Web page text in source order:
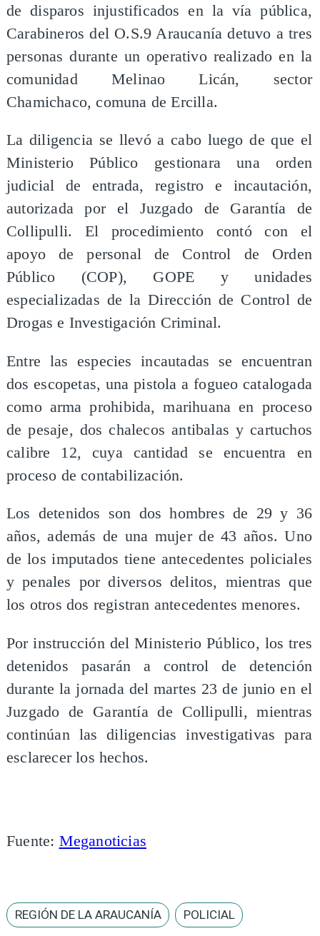
de disparos injustificados en la vía pública,
Carabineros del O.S.9 Araucanía detuvo a tres
personas durante un operativo realizado en la
comunidad Melinao Licán, sector
Chamichaco, comuna de Ercilla.
La diligencia se llevó a cabo luego de que el
Ministerio Público gestionara una orden
judicial de entrada, registro e incautación,
autorizada por el Juzgado de Garantía de
Collipulli. El procedimiento contó con el
apoyo de personal de Control de Orden
Público (COP), GOPE y unidades
especializadas de la Dirección de Control de
Drogas e Investigación Criminal.
Entre las especies incautadas se encuentran
dos escopetas, una pistola a fogueo catalogada
como arma prohibida, marihuana en proceso
de pesaje, dos chalecos antibalas y cartuchos
calibre 12, cuya cantidad se encuentra en
proceso de contabilización.
Los detenidos son dos hombres de 29 y 36
años, además de una mujer de 43 años. Uno
de los imputados tiene antecedentes policiales
y penales por diversos delitos, mientras que
los otros dos registran antecedentes menores.
Por instrucción del Ministerio Público, los tres
detenidos pasarán a control de detención
durante la jornada del martes 23 de junio en el
Juzgado de Garantía de Collipulli, mientras
continúan las diligencias investigativas para
esclarecer los hechos.
Fuente: Meganoticias
REGIÓN DE LA ARAUCANÍA POLICIAL